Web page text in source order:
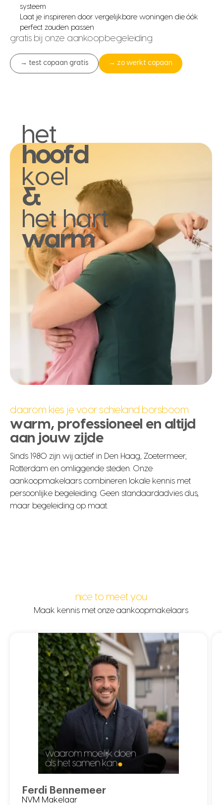
systeem
Laat je inspireren door vergelijkbare woningen die óók
perfect zouden passen
gratis bij onze aankoopbegeleiding
→ test copaan gratis → zo werkt copaan
het
hoofd
koel
&
het hart
warm
daarom kies je voor schieland borsboom
warm, professioneel en altijd
aan jouw zijde
Sinds 1980 zijn wij actief in Den Haag, Zoetermeer,
Rotterdam en omliggende steden. Onze
aankoopmakelaars combineren lokale kennis met
persoonlijke begeleiding. Geen standaardadvies dus,
maar begeleiding op maat.
nice to meet you
Maak kennis met onze aankoopmakelaars
Ferdi Bennemeer
NVM Makelaar